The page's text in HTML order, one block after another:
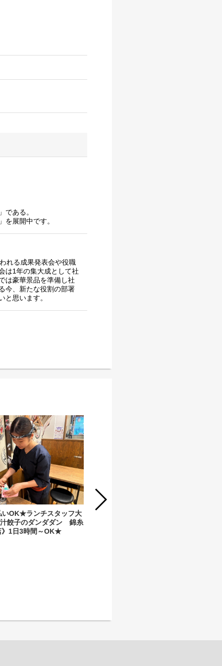
である。
展開中です。
れる成果発表会や役職
は1年の集大成として社
は豪華景品を準備し社
今、新たな役割の部署
と思います。
OK★ランチスタッフ大
餃子のダンダダン 錦糸
》1日3時間～OK★